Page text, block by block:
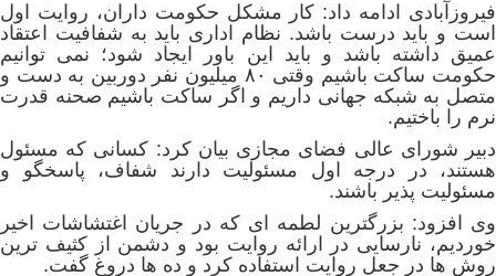
فیروزآبادی ادامه داد: کار مشکل حکومت داران، روایت اول
است و باید درست باشد. نظام اداری باید به شفافیت اعتقاد
عمیق داشته باشد و باید این باور ایجاد شود؛ نمی توانیم
حکومت ساکت باشیم وقتی ۸۰ میلیون نفر دوربین به دست و
متصل به شبکه جهانی داریم و اگر ساکت باشیم صحنه قدرت
نرم را باختیم.
دبیر شورای عالی فضای مجازی بیان کرد: کسانی که مسئول
هستند، در درجه اول مسئولیت دارند شفاف، پاسخگو و
مسئولیت پذیر باشند.
وی افزود: بزرگترین لطمه ای که در جریان اغتشاشات اخیر
خوردیم، نارسایی در ارائه روایت بود و دشمن از کثیف ترین
روش ها در جعل روایت استفاده کرد و ده ها دروغ گفت.